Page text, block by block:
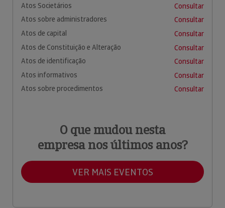
Atos Societários
Consultar
Atos sobre administradores
Consultar
Atos de capital
Consultar
Atos de Constituição e Alteração
Consultar
Atos de identificação
Consultar
Atos informativos
Consultar
Atos sobre procedimentos
Consultar
O que mudou nesta
empresa nos últimos anos?
VER MAIS EVENTOS